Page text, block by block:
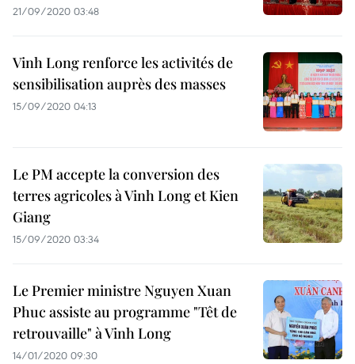
21/09/2020 03:48
Vinh Long renforce les activités de
sensibilisation auprès des masses
15/09/2020 04:13
Le PM accepte la conversion des
terres agricoles à Vinh Long et Kien
Giang
15/09/2020 03:34
Le Premier ministre Nguyen Xuan
Phuc assiste au programme "Têt de
retrouvaille" à Vinh Long
14/01/2020 09:30